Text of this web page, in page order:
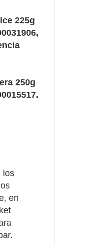
225g
250g
los
en